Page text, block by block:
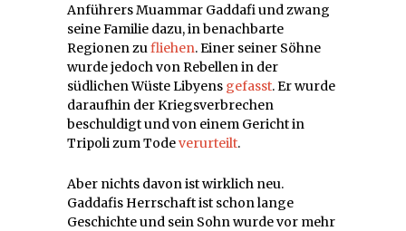
Anführers Muammar Gaddafi und zwang
seine Familie dazu, in benachbarte
Regionen zufliehen. Einer seiner Söhne
wurde jedoch von Rebellen in der
südlichen Wüste Libyens gefasst. Er wurde
daraufhin der Kriegsverbrechen
beschuldigt und von einem Gericht in
Tripoli zum Todeverurteilt.
Aber nichts davon ist wirklich neu.
Gaddafis Herrschaft ist schon lange
Geschichte und sein Sohn wurde vor mehr